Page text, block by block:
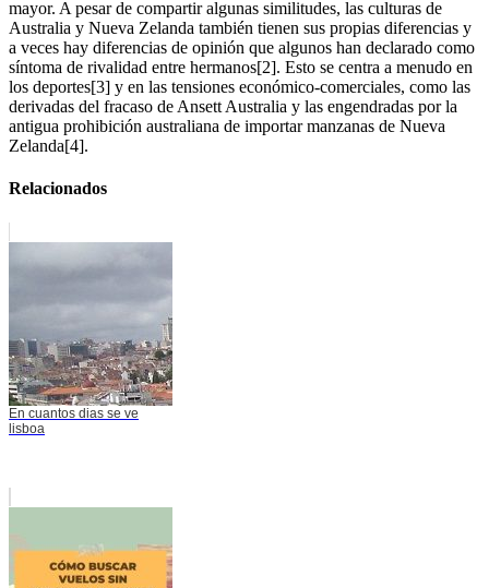
mayor. A pesar de compartir algunas similitudes, las culturas de
Australia y Nueva Zelanda también tienen sus propias diferencias y
a veces hay diferencias de opinión que algunos han declarado como
síntoma de rivalidad entre hermanos[2]. Esto se centra a menudo en
los deportes[3] y en las tensiones económico-comerciales, como las
derivadas del fracaso de Ansett Australia y las engendradas por la
antigua prohibición australiana de importar manzanas de Nueva
Zelanda[4].
Relacionados
En cuantos dias se ve
lisboa